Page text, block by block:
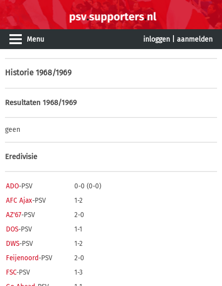
Menu inloggen aanmelden
Historie 1968/1969
Resultaten 1968/1969
geen
Eredivisie
ADO-PSV
0-0 (0-0)
AFC Ajax-PSV
1-2
AZ'67-PSV
2-0
DOS-PSV
1-1
DWS-PSV
1-2
Feijenoord-PSV
2-0
FSC-PSV
1-3